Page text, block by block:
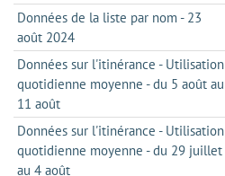
Données de la liste par nom - 23
août 2024
Données sur l'itinérance - Utilisation
quotidienne moyenne - du 5 août au
11 août
Données sur l'itinérance - Utilisation
quotidienne moyenne - du 29 juillet
au 4 août